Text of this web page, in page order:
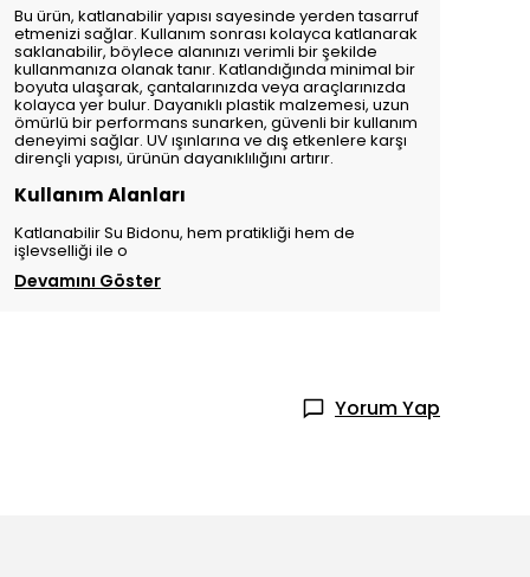
Bu ürün, katlanabilir yapısı sayesinde yerden tasarruf
etmenizi sağlar. Kullanım sonrası kolayca katlanarak
saklanabilir, böylece alanınızı verimli bir şekilde
kullanmanıza olanak tanır. Katlandığında minimal bir
boyuta ulaşarak, çantalarınızda veya araçlarınızda
kolayca yer bulur. Dayanıklı plastik malzemesi, uzun
ömürlü bir performans sunarken, güvenli bir kullanım
deneyimi sağlar. UV ışınlarına ve dış etkenlere karşı
dirençli yapısı, ürünün dayanıklılığını artırır.
Kullanım Alanları
Katlanabilir Su Bidonu, hem pratikliği hem de
işlevselliği ile o
Devamını Göster
Yorum Yap